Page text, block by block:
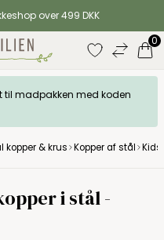
over 499 DKK
0
alt til madpakken med koden
kopper & krus Kopper af stål
i stål -